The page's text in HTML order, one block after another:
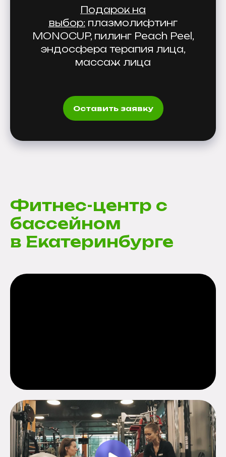
Подарок на
выбор: плазмолифтинг
MONOCUP, пилинг Peach Peel,
эндосфера терапия лица,
массаж лица
Оставить заявку
Фитнес-центр с
бассейном
в Екатеринбурге